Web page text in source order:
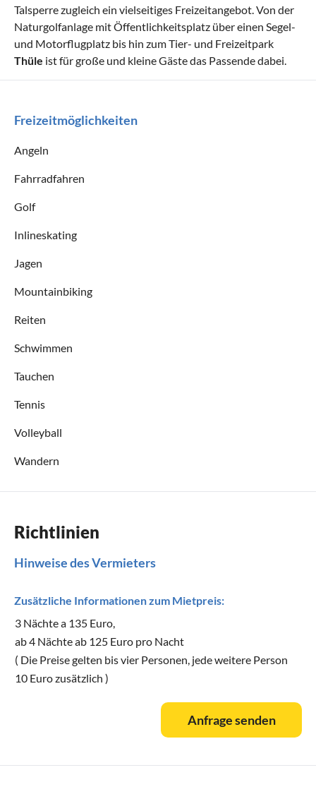
Talsperre zugleich ein vielseitiges Freizeitangebot. Von der
Naturgolfanlage mit Öffentlichkeitsplatz über einen Segel-
und Motorflugplatz bis hin zum Tier- und Freizeitpark
Thüle ist für große und kleine Gäste das Passende dabei.
Freizeitmöglichkeiten
Angeln
Fahrradfahren
Golf
Inlineskating
Jagen
Mountainbiking
Reiten
Schwimmen
Tauchen
Tennis
Volleyball
Wandern
Richtlinien
Hinweise des Vermieters
Zusätzliche Informationen zum Mietpreis:
3 Nächte a 135 Euro,
ab 4 Nächte ab 125 Euro pro Nacht
( Die Preise gelten bis vier Personen, jede weitere Person
10 Euro zusätzlich )
Anfrage senden